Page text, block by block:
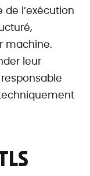
l’exécution
machine.
leur